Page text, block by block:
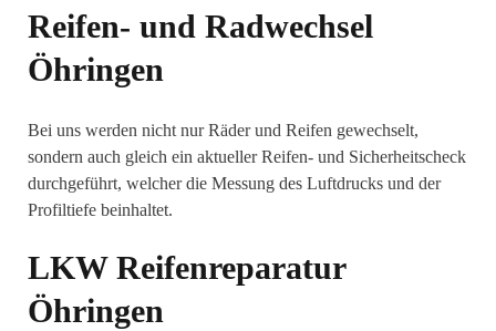
Reifen- und Radwechsel
Öhringen
Bei uns werden nicht nur Räder und Reifen gewechselt,
sondern auch gleich ein aktueller Reifen- und Sicherheitscheck
durchgeführt, welcher die Messung des Luftdrucks und der
Profiltiefe beinhaltet.
LKW Reifenreparatur
Öhringen